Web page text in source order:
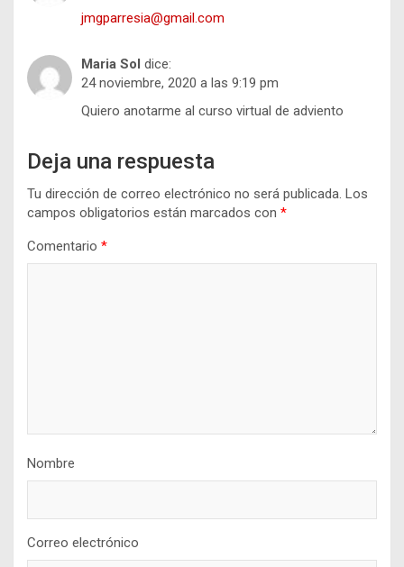
jmgparresia@gmail.com
Maria Sol dice:
24 noviembre, 2020 a las 9:19 pm
Quiero anotarme al curso virtual de adviento
Deja una respuesta
Tu dirección de correo electrónico no será publicada. Los
campos obligatorios están marcados con *
Comentario *
Nombre
Correo electrónico